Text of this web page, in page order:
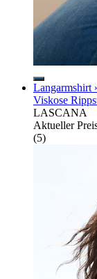
Langarmshirt
Viskose
LASCANA
Aktueller
(5)